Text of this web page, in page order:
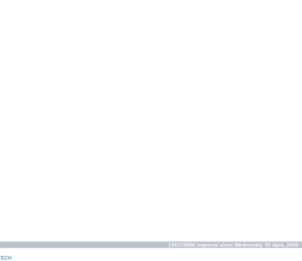
156170850 requests since Wednesday 05 April, 2006